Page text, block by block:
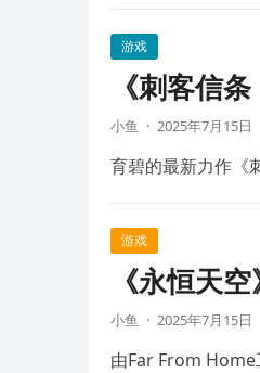
游戏
《刺客信
小鱼 · 2025年7月15日
育碧的最新力作《
游戏
《永恒天
小鱼 · 2025年7月15日
由Far From